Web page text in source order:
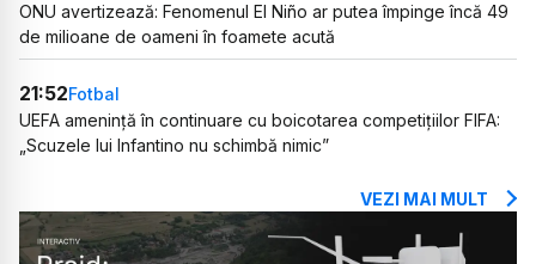
ONU avertizează: Fenomenul El Niño ar putea împinge încă 49
de milioane de oameni în foamete acută
21:52Fotbal
UEFA amenință în continuare cu boicotarea competițiilor FIFA:
„Scuzele lui Infantino nu schimbă nimic”
VEZI MAI MULT